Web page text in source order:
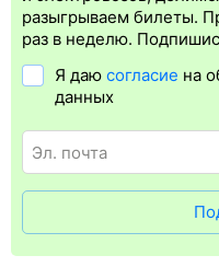
билета.Электронная
упрощает жизнь
регистрация доступна
составляют поезда
в электронном ж/д билете.
разыгрываем билеты.
раз в неделю.
Я даю согласие на
данных